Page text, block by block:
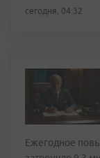
сегодня, 04:32
Ежегодное